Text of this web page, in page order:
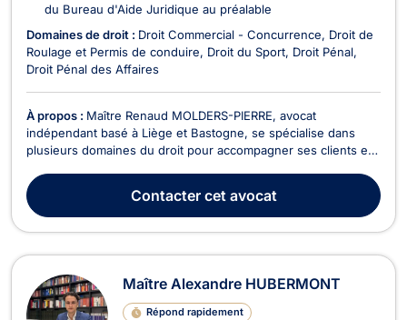
du Bureau d'Aide Juridique au préalable
Domaines de droit : Droit Commercial - Concurrence
Droit de
Roulage et Permis de conduire
Droit du Sport Droit Pénal
Droit Pénal des Affaires
À propos : Maître Renaud MOLDERS-PIERRE, avocat
indépendant basé à Liège et Bastogne, se spécialise dans
plusieurs domaines du droit pour accompagner ses clients en
droit du sport, droit de Roulage et Permis de conduire, droit
commercial - concurrence et droit pénal. Fonda...
Contactercet avocat
Maître Alexandre HUBERMONT
Répond rapidement